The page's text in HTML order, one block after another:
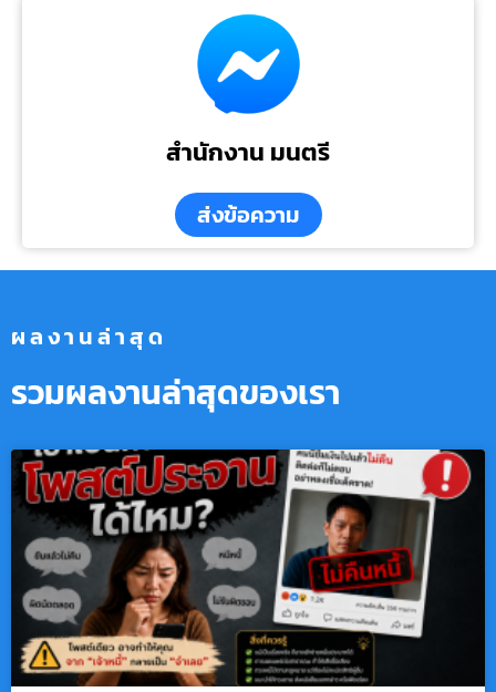
สำนักงาน มนตรี
ส่งข้อความ
ผลงานล่าสุด
รวมผลงานล่าสุดของเรา